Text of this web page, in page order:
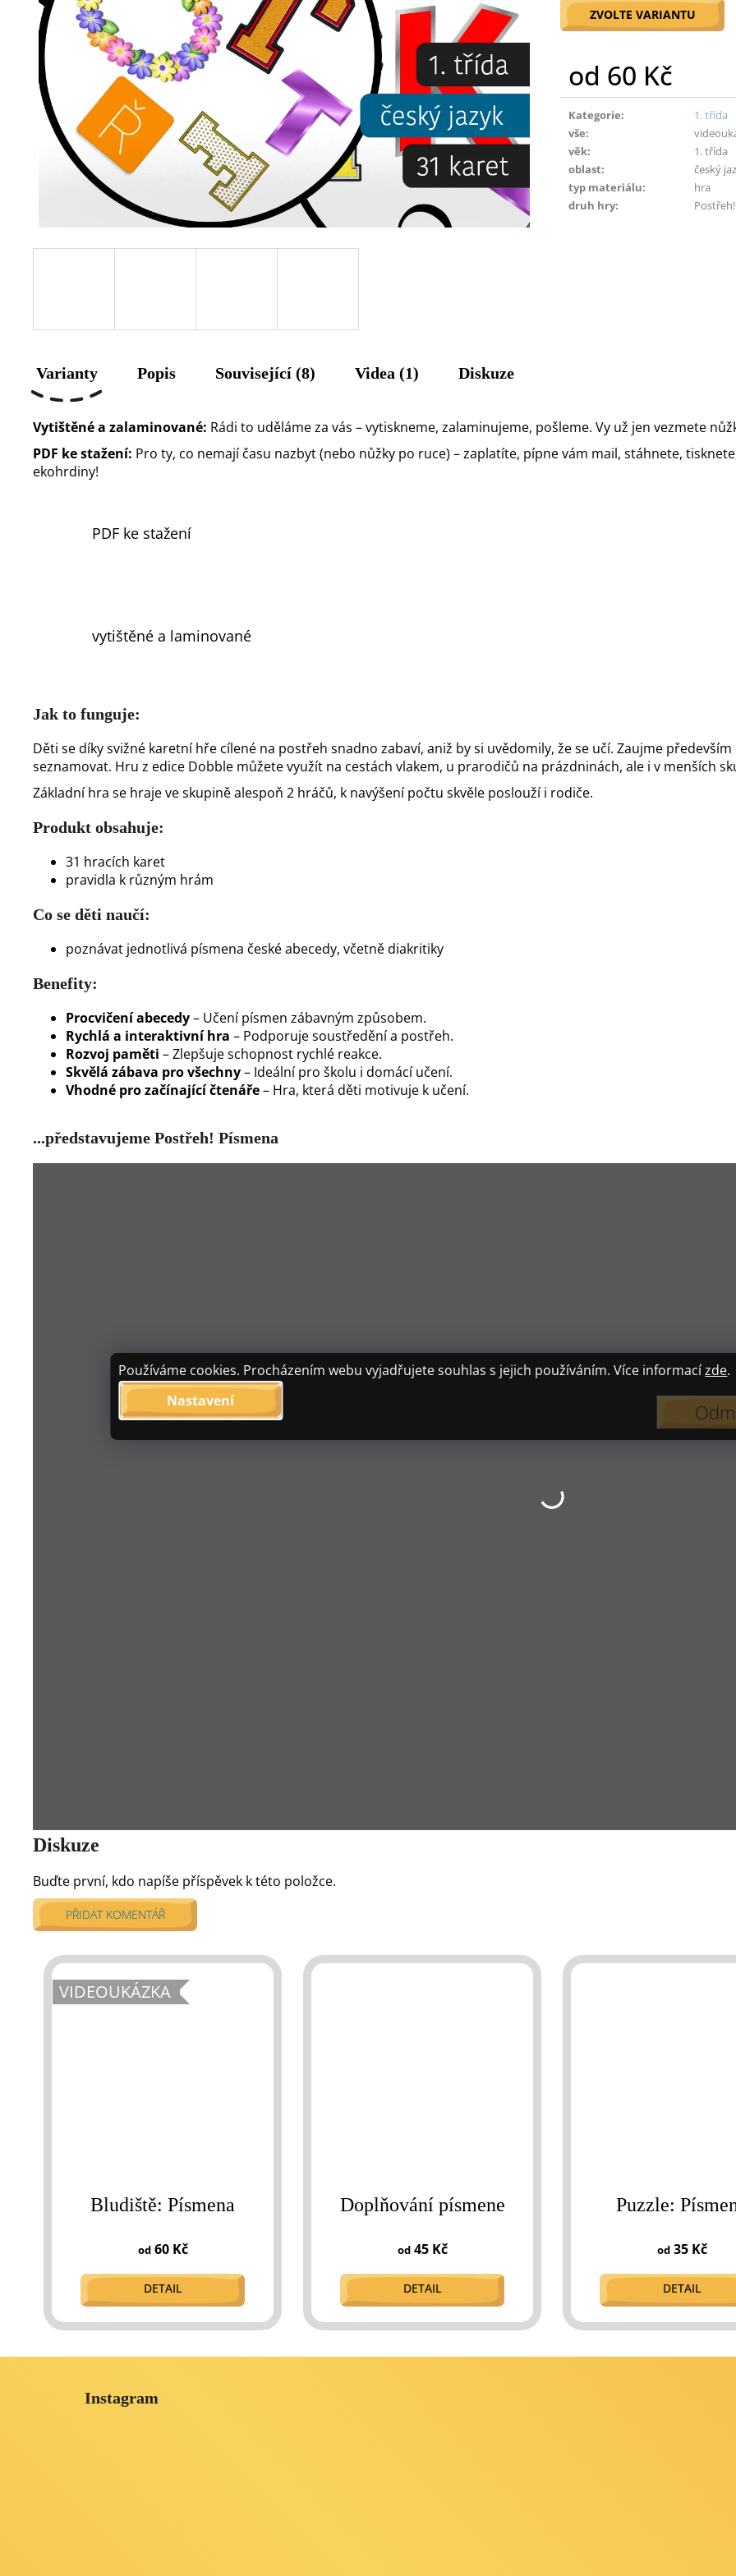
Používáme cookies. Procházením webu vyjadřujete souhlas s jejich používáním. Více informacízde.
Nastavení
ZVOLTE VARIANTU
od 60 Kč
Měrná
cena:
Kategorie:
1. třída
vše:
věk:
1. třída
oblast:
český
typ materiálu:
hra
druh hry: Postřeh!
Varianty Popis Související (8) Videa (1) Diskuze
Vytištěné a zalaminované: Rádi to uděláme za vás – vytiskneme, zalaminujeme, pošleme. Vy už jen vezmete
PDF ke stažení: Pro ty, co nemají času nazbyt (nebo nůžky po ruce) – zaplatíte, pípne vám mail, stáhnete,
ekohrdiny!
PDF ke stažení
vytištěné a laminované
Jak to funguje:
Děti se díky svižné karetní hře cílené na postřeh snadno zabaví, aniž by si uvědomily, že se učí. Zaujme
seznamovat. Hru z edice Dobble můžete využít na cestách vlakem, u prarodičů na prázdninách, ale i v menších
Základní hra se hraje ve skupině alespoň 2 hráčů, k navýšení počtu skvěle poslouží i rodiče.
Produkt obsahuje:
31 hracích karet
pravidla k různým hrám
Co se děti naučí:
poznávat jednotlivá písmena české abecedy, včetně diakritiky
Benefity:
Procvičení abecedy– Učení písmen zábavným způsobem.
Rychlá a interaktivní hra – Podporuje soustředění a postřeh.
Rozvoj paměti – Zlepšuje schopnost rychlé reakce.
Skvělá zábava pro všechny– Ideální pro školu i domácí učení.
Vhodné pro začínající čtenáře– Hra, která děti motivuje k učení.
VIDEOUKÁZKA
Bludiště: Písmena
od60 Kč
DETAIL
Doplňování písmene
od45 Kč
DETAIL
Puzzle:
od35 Kč
DETAIL
...představujeme Postřeh! Písmena
Diskuze
Buďte první, kdo napíše příspěvek k této položce.
PŘIDAT KOMENTÁŘ
Instagram